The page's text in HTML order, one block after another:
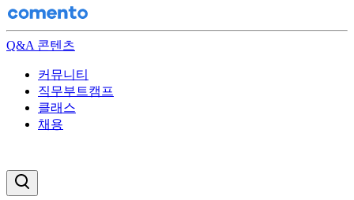
Q&A 콘텐츠
커뮤니티
직무부트캠프
클래스
채용